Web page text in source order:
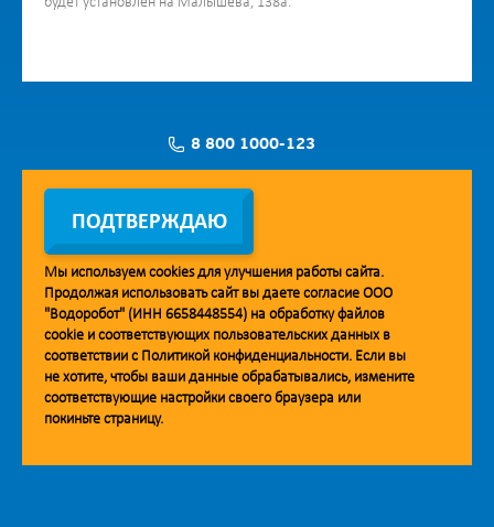
8 800 1000-123
Заявка на установку
Мобильное приложение Vodorobot
ПОДТВЕРЖДАЮ
Мы используем cookiesдля улучшения работы сайта.
Продолжая использовать сайт вы даете согласие ООО
"Водоробот" (ИНН 6658448554) на обработку файлов
cookie и соответствующих пользовательских данных в
соответствии с Политикой конфиденциальности. Если вы
не хотите, чтобы ваши данные обрабатывались, измените
соответствующие настройки своего браузера или
покиньте страницу.